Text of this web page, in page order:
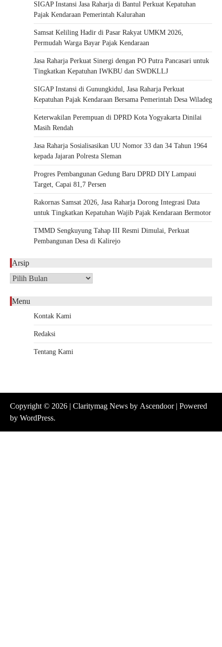
SIGAP Instansi Jasa Raharja di Bantul Perkuat Kepatuhan
Pajak Kendaraan Pemerintah Kalurahan
Samsat Keliling Hadir di Pasar Rakyat UMKM 2026,
Permudah Warga Bayar Pajak Kendaraan
Jasa Raharja Perkuat Sinergi dengan PO Putra Pancasari untuk
Tingkatkan Kepatuhan IWKBU dan SWDKLLJ
SIGAP Instansi di Gunungkidul, Jasa Raharja Perkuat
Kepatuhan Pajak Kendaraan Bersama Pemerintah Desa Wiladeg
Keterwakilan Perempuan di DPRD Kota Yogyakarta Dinilai
Masih Rendah
Jasa Raharja Sosialisasikan UU Nomor 33 dan 34 Tahun 1964
kepada Jajaran Polresta Sleman
Progres Pembangunan Gedung Baru DPRD DIY Lampaui
Target, Capai 81,7 Persen
Rakornas Samsat 2026, Jasa Raharja Dorong Integrasi Data
untuk Tingkatkan Kepatuhan Wajib Pajak Kendaraan Bermotor
TMMD Sengkuyung Tahap III Resmi Dimulai, Perkuat
Pembangunan Desa di Kalirejo
Arsip
Arsip
Menu
Kontak Kami
Redaksi
Tentang Kami
Copyright © 2026 | Claritymag News by Ascendoor| Powered
by WordPress.